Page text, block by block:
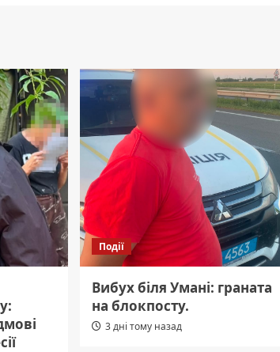
Події
Вибух біля Умані: граната
на блокпосту.
3 дні тому назад